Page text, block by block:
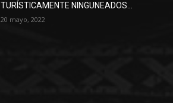
TURÍSTICAMENTE NINGUNEADOS…
20 mayo, 2022